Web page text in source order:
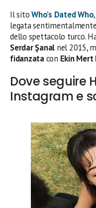
Il sitoWho’s Dated Who
legata
dello spettacolo turco.
Serdar Şanal nel 2015,
fidanzatacon Ekin Mert
Dove seguire
Instagram e